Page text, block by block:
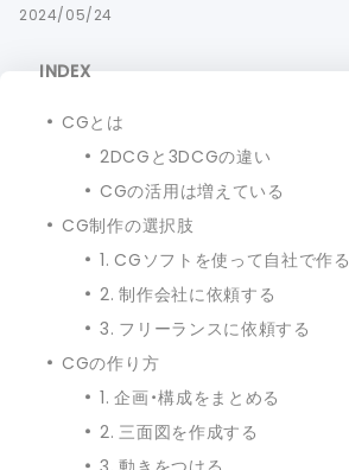
2024/05/24
INDEX
CGとは
2DCGと3DCGの違い
CGの活用は増えている
CG制作の選択肢
1. CGソフトを使って自社で作る
2. 制作会社に依頼する
3. フリーランスに依頼する
CGの作り方
1. 企画・構成をまとめる
2. 三面図を作成する